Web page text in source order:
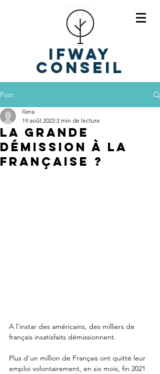
IFWAY
Conseil
Post
La grande
démission à la
française ?
Ilana
19 août 2022 2 min de lecture
A l'instar des américains, des milliers de
français insatisfaits démissionnent.
Plus d'un million de Français ont quitté leur
emploi volontairement, en six mois, fin 2021